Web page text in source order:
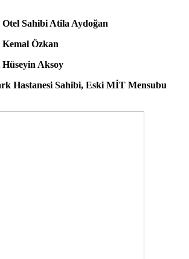
Sahibi Atila Aydoğan
Özkan
Aksoy
Hastanesi Sahibi, Eski MİT Mensubu